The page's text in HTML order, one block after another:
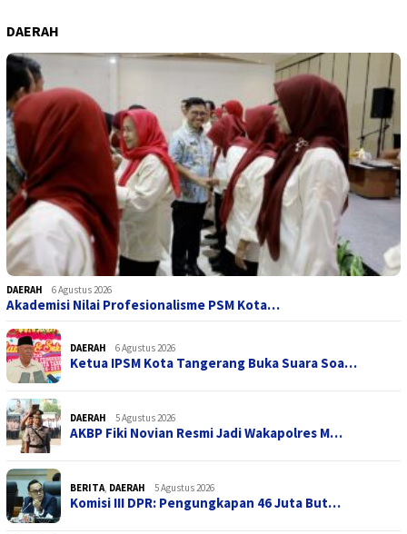
DAERAH
DAERAH 6 Agustus 2026
Akademisi Nilai Profesionalisme PSM Kota…
DAERAH 6 Agustus 2026
Ketua IPSM Kota Tangerang Buka Suara Soa…
DAERAH 5 Agustus 2026
AKBP Fiki Novian Resmi Jadi Wakapolres M…
BERITA DAERAH 5 Agustus 2026
Komisi III DPR: Pengungkapan 46 Juta But…